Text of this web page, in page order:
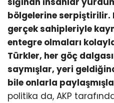
bölgelerine serpiştirilir.
gerçek sahipleriyle
entegre olmaları
Türkler, her göç
saymışlar, yeri
bile onlarla
politika da, AKP